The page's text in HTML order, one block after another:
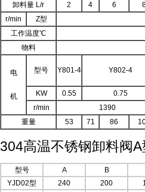
卸料量 L/r 2 4 6
r/min
Z型
工作温度℃
物料
电
机
型号 Y801-4 Y802-4
KW 0.55
0.75
r/min
1390
重量
53 71 86
304高温不锈钢卸料阀
型号 A
B
YJD02型
240 200